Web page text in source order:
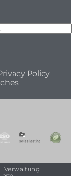
Policy
Verwaltung